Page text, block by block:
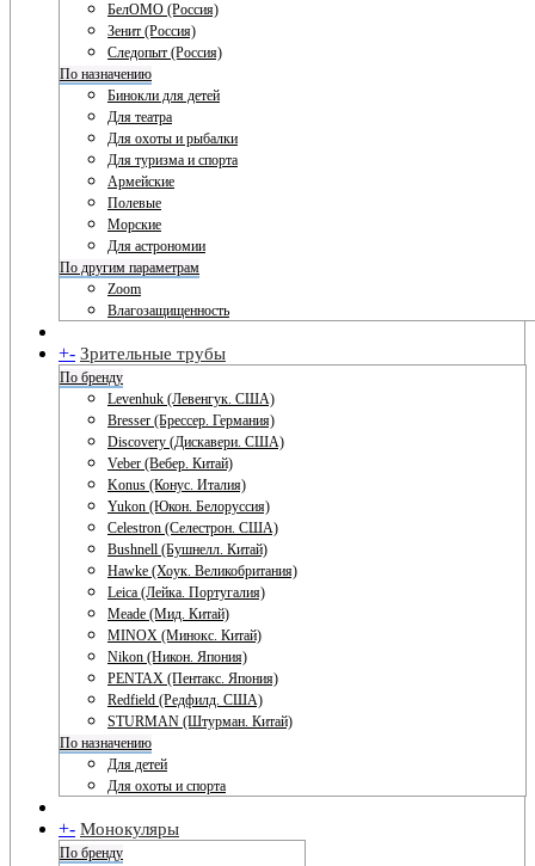
БелОМО (Россия)
Зенит (Россия)
Следопыт (Россия)
По назначению
Бинокли для детей
Для театра
Для охоты и рыбалки
Для туризма и спорта
Армейские
Полевые
Морские
Для астрономии
По другим параметрам
Zoom
Влагозащищенность
+- Зрительные трубы
По бренду
Levenhuk (Левенгук. США)
Bresser (Брессер. Германия)
Discovery (Дискавери. США)
Veber (Вебер. Китай)
Konus (Конус. Италия)
Yukon (Юкон. Белоруссия)
Celestron (Селестрон. США)
Bushnell (Бушнелл. Китай)
Hawke (Хоук. Великобритания)
Leica (Лейка. Португалия)
Meade (Мид. Китай)
MINOX (Минокс. Китай)
Nikon (Никон. Япония)
PENTAX (Пентакс. Япония)
Redfield (Редфилд. США)
STURMAN (Штурман. Китай)
По назначению
Для детей
Для охоты и спорта
+- Монокуляры
По бренду